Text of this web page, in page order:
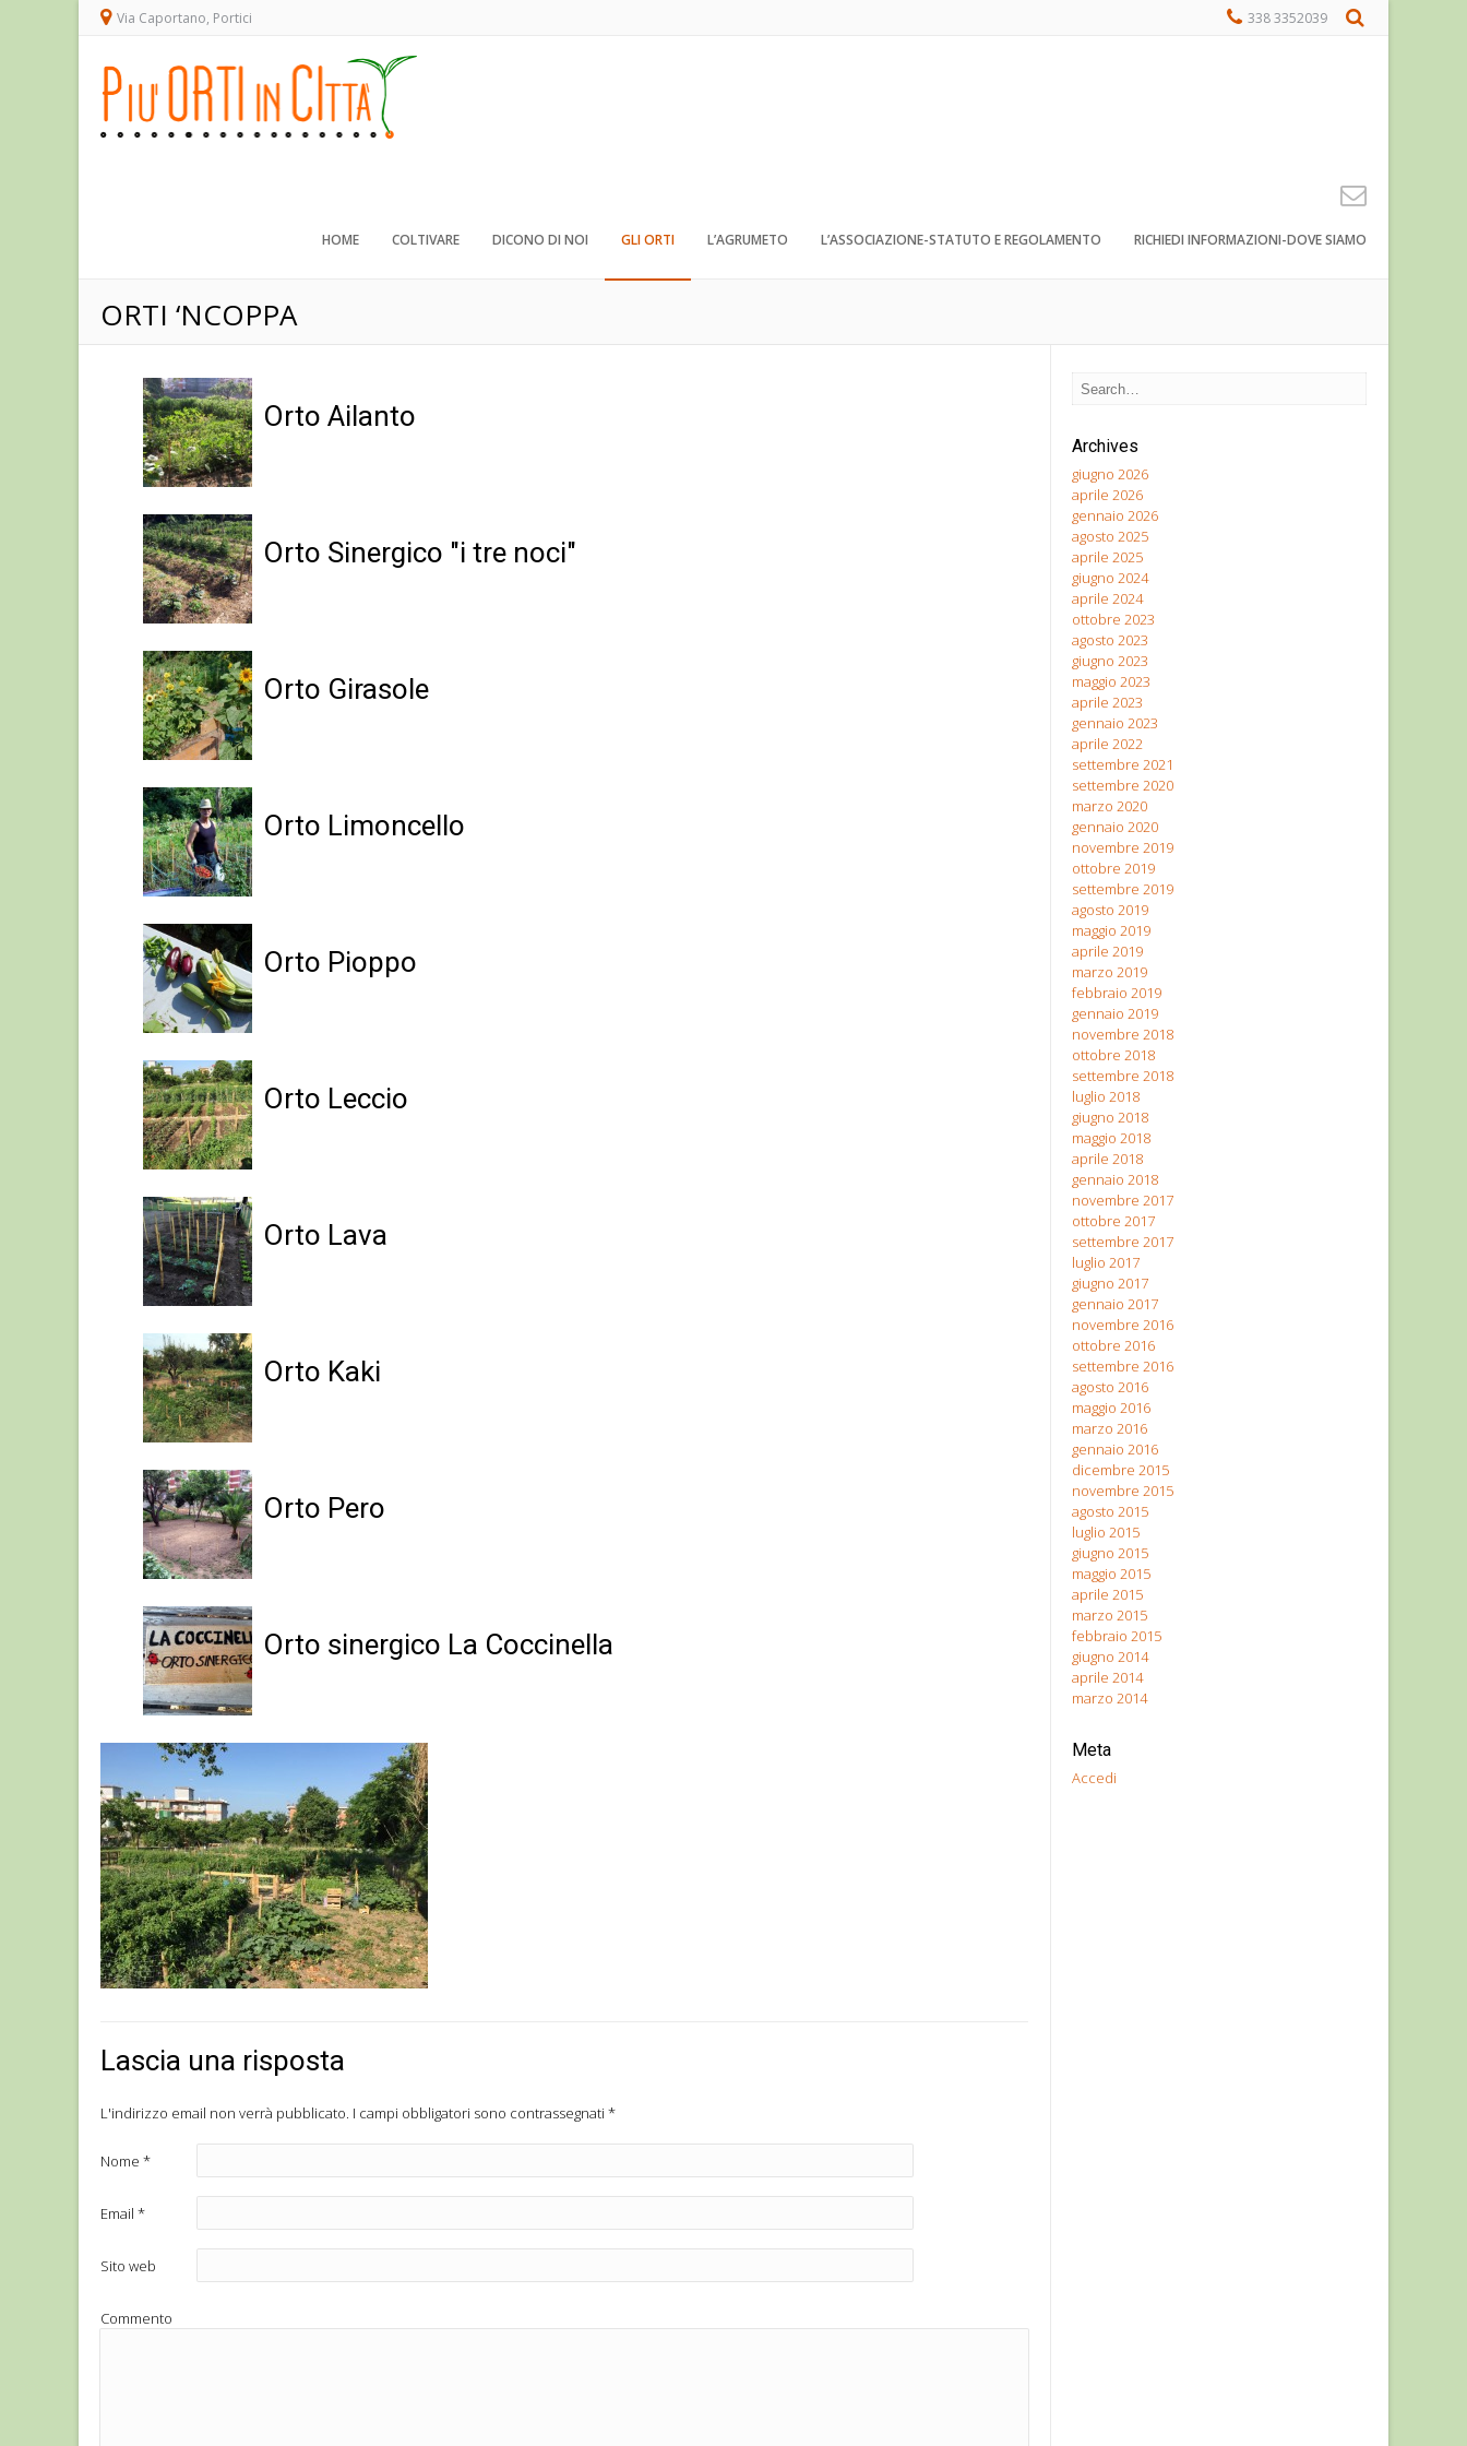
Via Caportano, Portici 338 3352039
HOME COLTIVARE DICONO DI NOI GLI ORTI L’AGRUMETO L’ASSOCIAZIONE-STATUTO E REGOLAMENTO RICHIEDI INFORMAZIONI-DOVE SIAMO
ORTI ‘NCOPPA
Orto Ailanto
Orto Sinergico "i tre noci"
Orto Girasole
Orto Limoncello
Orto Pioppo
Orto Leccio
Orto Lava
Orto Kaki
Orto Pero
Orto sinergico La Coccinella
Lascia una risposta
L'indirizzo email non verrà pubblicato. I campi obbligatori sono contrassegnati *
Nome *
Email *
Sito web
Commento
Archives
giugno 2026
aprile 2026
gennaio 2026
agosto 2025
aprile 2025
giugno 2024
aprile 2024
ottobre 2023
agosto 2023
giugno 2023
maggio 2023
aprile 2023
gennaio 2023
aprile 2022
settembre 2021
settembre 2020
marzo 2020
gennaio 2020
novembre 2019
ottobre 2019
settembre 2019
agosto 2019
maggio 2019
aprile 2019
marzo 2019
febbraio 2019
gennaio 2019
novembre 2018
ottobre 2018
settembre 2018
luglio 2018
giugno 2018
maggio 2018
aprile 2018
gennaio 2018
novembre 2017
ottobre 2017
settembre 2017
luglio 2017
giugno 2017
gennaio 2017
novembre 2016
ottobre 2016
settembre 2016
agosto 2016
maggio 2016
marzo 2016
gennaio 2016
dicembre 2015
novembre 2015
agosto 2015
luglio 2015
giugno 2015
maggio 2015
aprile 2015
marzo 2015
febbraio 2015
giugno 2014
aprile 2014
marzo 2014
Meta
Accedi